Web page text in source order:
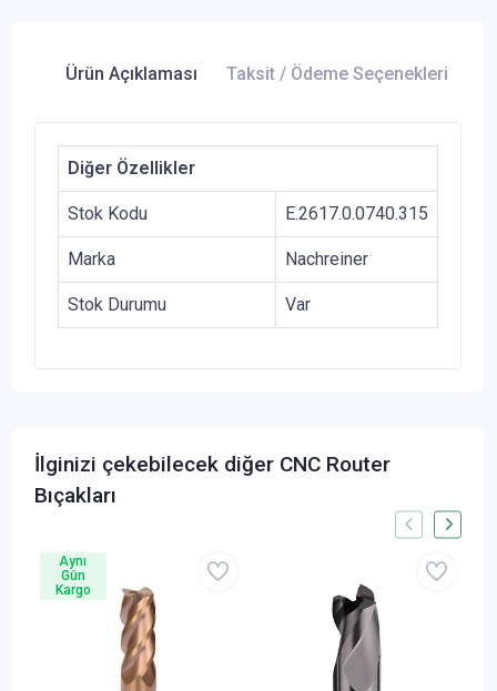
Ürün Açıklaması Taksit / Ödeme Seçenekleri
Diğer Özellikler
Stok Kodu E.2617.0.0740.315
Marka Nachreiner
Stok Durumu Var
İlginizi çekebilecek diğer CNC Router
Bıçakları
Aynı
Gün
Kargo